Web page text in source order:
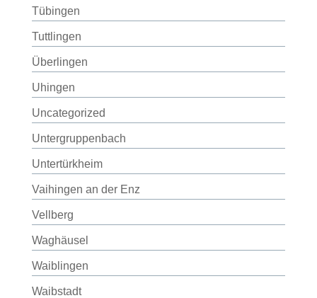
Tübingen
Tuttlingen
Überlingen
Uhingen
Uncategorized
Untergruppenbach
Untertürkheim
Vaihingen an der Enz
Vellberg
Waghäusel
Waiblingen
Waibstadt